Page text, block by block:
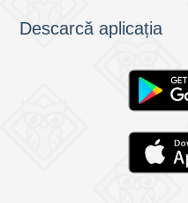
Descarcă aplicația